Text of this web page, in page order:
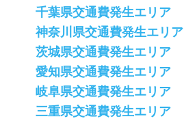
千葉県交通費発生エリア
神奈川県交通費発生エリア
茨城県交通費発生エリア
愛知県交通費発生エリア
岐阜県交通費発生エリア
三重県交通費発生エリア